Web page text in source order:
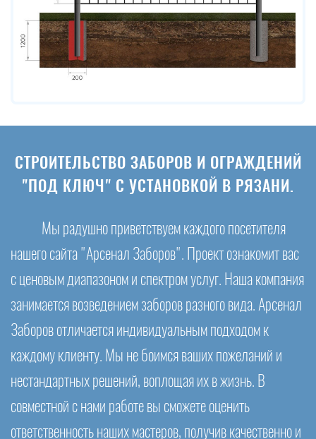
СТРОИТЕЛЬСТВО ЗАБОРОВ И ОГРАЖДЕНИЙ
"ПОД КЛЮЧ" С УСТАНОВКОЙ В РЯЗАНИ.
Мы радушно приветствуем каждого посетителя
нашего сайта "Арсенал Заборов". Проект ознакомит вас
с ценовым диапазоном и спектром услуг. Наша компания
занимается возведением заборов разного вида. Арсенал
Заборов отличается индивидуальным подходом к
каждому клиенту. Мы не боимся ваших пожеланий и
нестандартных решений, воплощая их в жизнь. В
совместной с нами работе вы сможете оценить
ответственность наших мастеров, получив качественно и